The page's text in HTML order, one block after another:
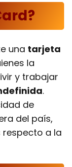
una tarjeta
la
y trabajar
.
de
del país,
a la